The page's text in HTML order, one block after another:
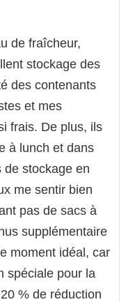
de fraîcheur,
stockage des
des contenants
et mes
frais. De plus, ils
à lunch et dans
de stockage en
me sentir bien
pas de sacs à
supplémentaire
moment idéal, car
spéciale pour la
% de réduction